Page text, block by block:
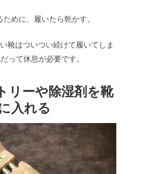
めに、履いたら乾かす。
靴はついつい続けて履いてしま
って休息が必要です。
リーや除湿剤を靴
入れる